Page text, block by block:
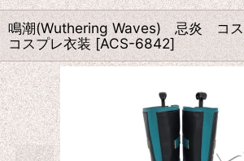
鳴潮(Wuthering Waves) 忌炎 コ
コスプレ衣装 [ACS-6842]